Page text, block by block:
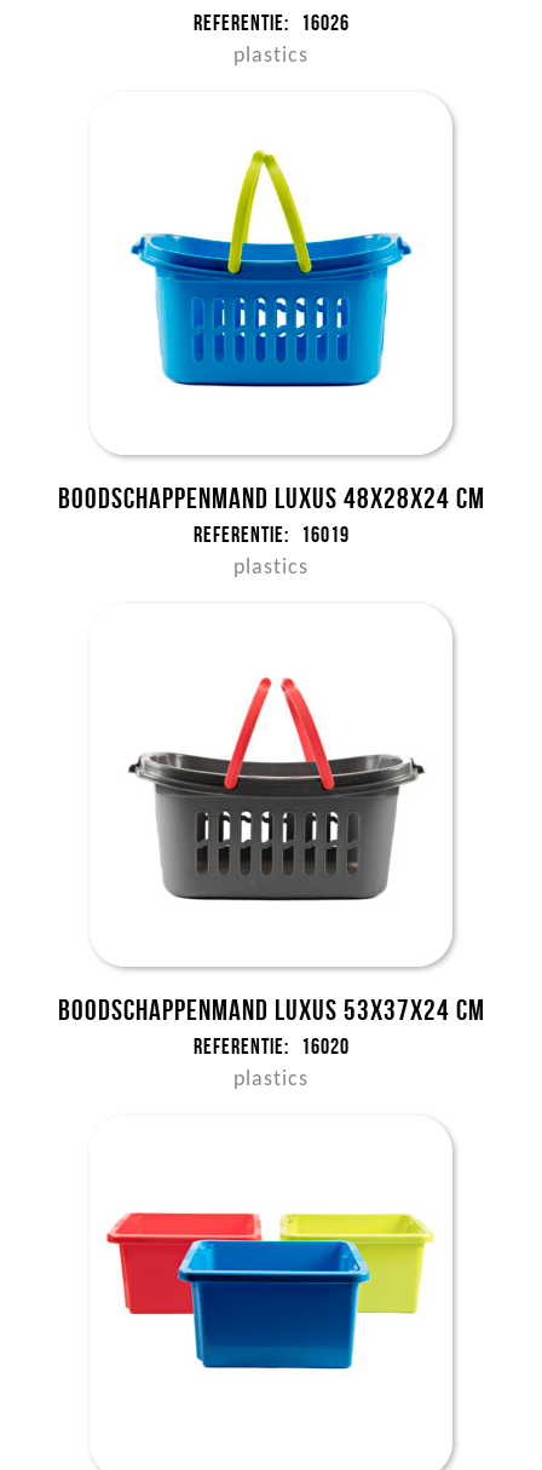
Referentie: 16026
plastics
Boodschappenmand Luxus 48x28x24 cm
Referentie: 16019
plastics
Boodschappenmand Luxus 53x37x24 cm
Referentie: 16020
plastics